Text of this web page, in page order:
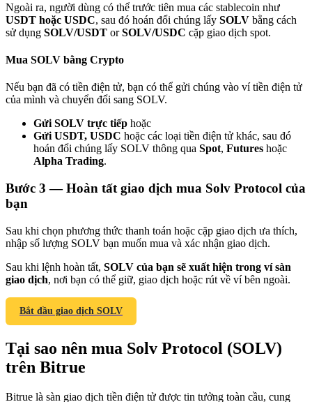
Đối tác Bitrue
Lên đến 65% hoa hồng!
Giới thiệu
Mời một người bạn để nhận phần thưởng tiền mặt
Deposit CASHCAT & Win
Ngoài ra, người dùng có thể trước tiên mua các stablecoin như
USDT hoặc USDC, sau đó hoán đổi chúng lấy SOLV bằng cách
sử dụng SOLV/USDT orSOLV/USDC cặp giao dịch spot.
Mua SOLV bằng Crypto
Nếu bạn đã có tiền điện tử, bạn có thể gửi chúng vào ví tiền điện tử
của mình và chuyển đổi sang SOLV.
Gửi SOLV trực tiếp hoặc
Gửi USDT, USDC hoặc các loại tiền điện tử khác, sau đó
hoán đổi chúng lấy SOLV thông qua Spot, Futures hoặc
Alpha Trading.
Bước 3 —Hoàn tất giao dịch mua Solv Protocol của
bạn
Sau khi chọn phương thức thanh toán hoặc cặp giao dịch ưa thích,
nhập số lượng SOLV bạn muốn mua và xác nhận giao dịch.
Sau khi lệnh hoàn tất, SOLV của bạn sẽ xuất hiện trong ví sàn
giao dịch, nơi bạn có thể giữ, giao dịch hoặc rút về ví bên ngoài.
Bắt đầu giao dịch SOLV
Tại sao nên mua Solv Protocol (SOLV)
trên Bitrue
Bitrue là sàn giao dịch tiền điện tử được tin tưởng toàn cầu, cung